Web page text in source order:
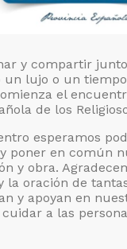
y compartir
un lujo o un
el
de los
esperamos
poner en común
y obra.
la oración de
y apoyan en
a las